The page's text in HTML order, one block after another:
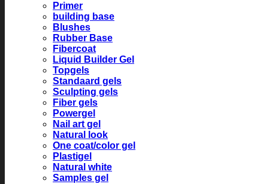
Primer
building base
Blushes
Rubber Base
Fibercoat
Liquid Builder Gel
Topgels
Standaard gels
Sculpting gels
Fiber gels
Powergel
Nail art gel
Natural look
One coat/color gel
Plastigel
Natural white
Samples gel